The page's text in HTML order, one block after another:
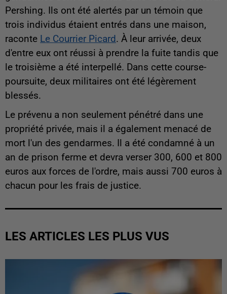
Pershing. Ils ont été alertés par un témoin que
trois individus étaient entrés dans une maison,
raconte Le Courrier Picard. À leur arrivée, deux
d'entre eux ont réussi à prendre la fuite tandis que
le troisième a été interpellé. Dans cette course-
poursuite, deux militaires ont été légèrement
blessés.
Le prévenu a non seulement pénétré dans une
propriété privée, mais il a également menacé de
mort l'un des gendarmes. Il a été condamné à un
an de prison ferme et devra verser 300, 600 et 800
euros aux forces de l'ordre, mais aussi 700 euros à
chacun pour les frais de justice.
LES ARTICLES LES PLUS VUS